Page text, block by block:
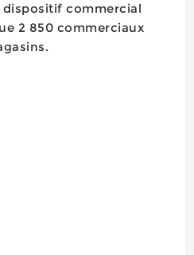
commercial
2 850 commerciaux